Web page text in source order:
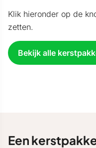
Klik hieronder op de
zetten.
Bekijk alle
Een